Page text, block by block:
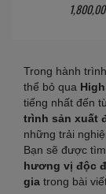
Trong hành
thể bỏ qua
tiếng nhất đến
trình sản xuất
những trải
Bạn sẽ được
hương vị độc
gia trong bài